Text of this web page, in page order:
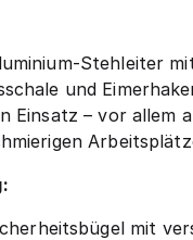
Stehleiter
und
Einsatz – vor allem
mit